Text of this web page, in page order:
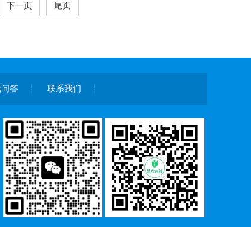
下一页 尾页
答 联系我们